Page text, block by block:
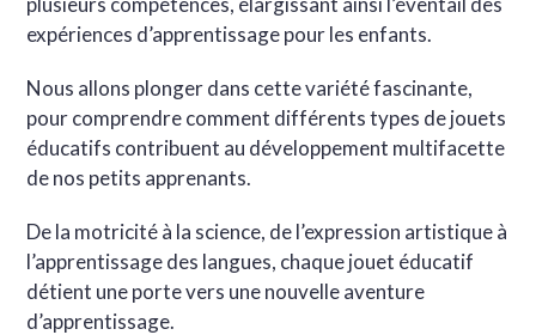
expériences d’apprentissage pour les enfants.
Nous allons plonger dans cette variété fascinante,
pour comprendre comment différents types de jouets
éducatifs contribuent au développement multifacette
de nos petits apprenants.
De la motricité à la science, de l’expression artistique à
l’apprentissage des langues, chaque jouet éducatif
détient une porte vers une nouvelle aventure
d’apprentissage.